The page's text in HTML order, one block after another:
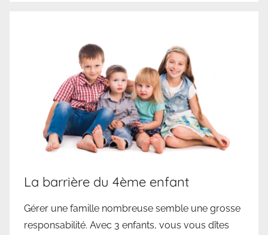
La barrière du 4ème enfant
Gérer une famille nombreuse semble une grosse
responsabilité. Avec 3 enfants, vous vous dîtes